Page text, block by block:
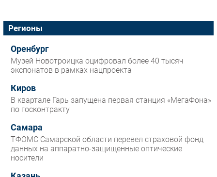
Регионы
Оренбург
Музей Новотроицка оцифровал более 40 тысяч
экспонатов в рамках нацпроекта
Киров
В квартале Гарь запущена первая станция «МегаФона»
по госконтракту
Самара
ТФОМС Самарской области перевел страховой фонд
данных на аппаратно-защищенные оптические
носители